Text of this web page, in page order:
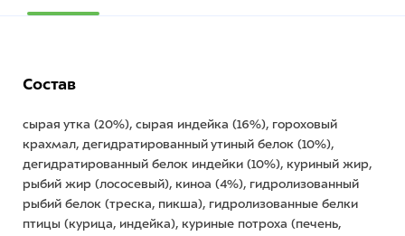
Состав
сырая утка (20%), сырая индейка (16%), гороховый
крахмал, дегидратированный утиный белок (10%),
дегидратированный белок индейки (10%), куриный жир,
рыбий жир (лососевый), киноа (4%), гидролизованный
рыбий белок (треска, пикша), гидролизованные белки
птицы (курица, индейка), куриные потроха (печень,